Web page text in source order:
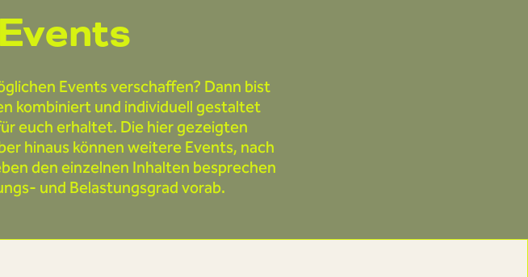
Events verschaffen? Dann bist
kombiniert und individuell gestaltet
euch erhaltet. Die hier gezeigten
hinaus können weitere Events, nach
den einzelnen Inhalten besprechen
und Belastungsgrad vorab.